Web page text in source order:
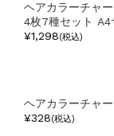
ヘアカラーチャ
4枚7種セット A4
¥1,298(税込)
ヘアカラーチャ
¥328(税込)